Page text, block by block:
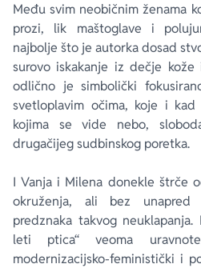
Među svim neobičnim ženama
prozi, lik maštoglave i
najbolje što je autorka dosad
surovo iskakanje iz dečje
odlično je simbolički
svetloplavim očima, koje i
kojima se vide nebo,
drugačijeg sudbinskog poretka.
I Vanja i Milena donekle štrče
okruženja, ali bez unapred
predznaka takvog neuklapanja.
leti ptica“ veoma
modernizacijsko-feministički i